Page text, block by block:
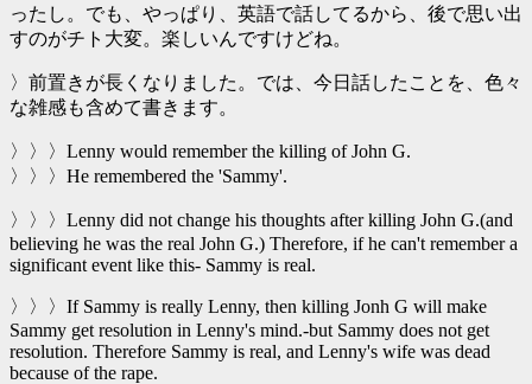
ったし。でも、やっぱり、英語で話してるから、後で思い出
すのがチト大変。楽しいんですけどね。
〉前置きが長くなりました。では、今日話したことを、色々
な雑感も含めて書きます。
〉〉〉Lenny would remember the killing of John G.
〉〉〉He remembered the 'Sammy'.
〉〉〉Lenny did not change his thoughts after killing John G.(and
believing he was the real John G.) Therefore, if he can't remember a
significant event like this- Sammy is real.
〉〉〉If Sammy is really Lenny, then killing Jonh G will make
Sammy get resolution in Lenny's mind.-but Sammy does not get
resolution. Therefore Sammy is real, and Lenny's wife was dead
because of the rape.